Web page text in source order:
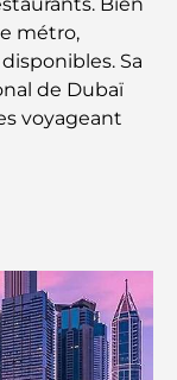
: le luxe au
pour les
classement
à Dubaï : un
métro,
Sa
de Dubaï
voyageant